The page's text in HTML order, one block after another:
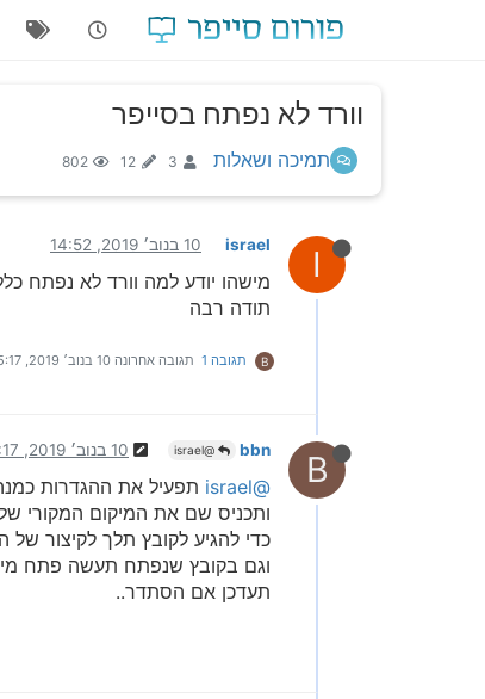
וורד לא נפתח בסייפר
תמיכה ושאלות 3
12
802
I
israel 10 בנוב׳ 2019, 14:52
מישהו יודע למה וורד לא נפתח
תודה רבה
B תגובה 1 תגובה אחרונה 10 בנוב׳ 2019, 15:17
B
bbn
@israel 10 בנוב׳ 2019, 15:17
@israel
תפעיל את ההגדרות
ותכניס שם את המיקום המקורי
כדי להגיע לקובץ תלך לקיצור של
וגם בקובץ שנפתח תעשה פתח
תעדכן אם הסתדר..